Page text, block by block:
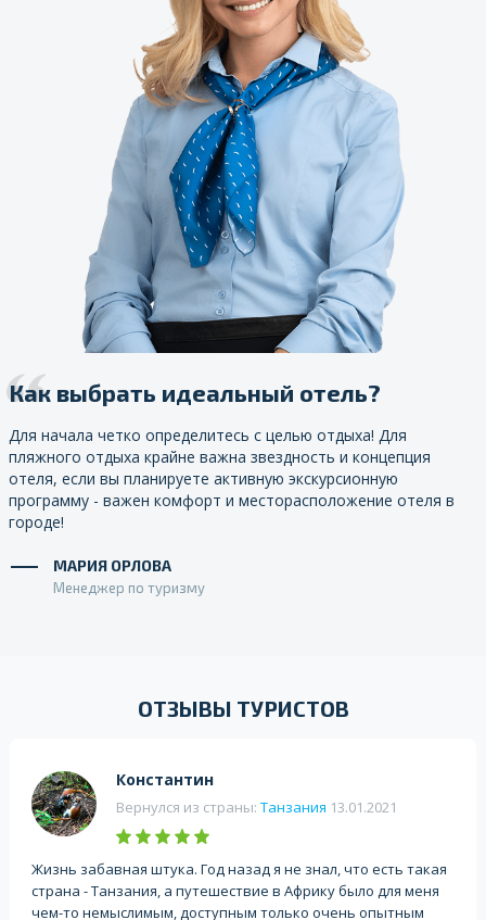
Как выбрать идеальный отель?
Для начала четко определитесь с целью отдыха! Для
пляжного отдыха крайне важна звездность и концепция
отеля, если вы планируете активную экскурсионную
программу - важен комфорт и месторасположение отеля в
городе!
МАРИЯ ОРЛОВА
Менеджер по туризму
ОТЗЫВЫ ТУРИСТОВ
Константин
Вернулся из страны: Танзания 13.01.2021
Жизнь забавная штука. Год назад я не знал, что есть такая
страна - Танзания, а путешествие в Африку было для меня
чем-то немыслимым, доступным только очень опытным